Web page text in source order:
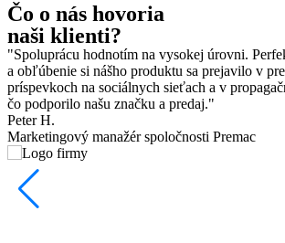
Čo o nás hovoria
naši klienti?
"Spoluprácu hodnotím na vysokej úrovni.
a obľúbenie si nášho produktu sa prejavilo v
príspevkoch na sociálnych sieťach a v
čo podporilo našu značku a predaj."
Peter H.
Marketingový manažér spoločnosti Premac